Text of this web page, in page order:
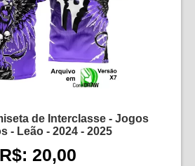
de Interclasse - Jogos
- Leão - 2024 - 2025
R$: 20,00